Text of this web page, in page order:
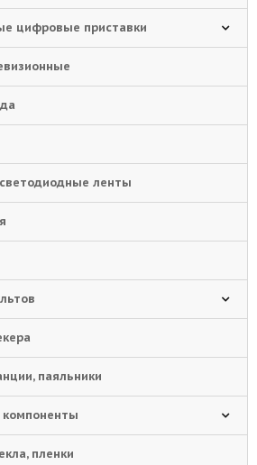
цифровые приставки
ленты
паяльники
пленки